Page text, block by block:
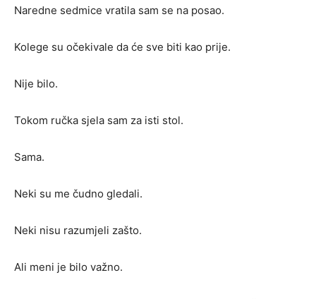
Naredne sedmice vratila sam se na posao.
Kolege su očekivale da će sve biti kao prije.
Nije bilo.
Tokom ručka sjela sam za isti stol.
Sama.
Neki su me čudno gledali.
Neki nisu razumjeli zašto.
Ali meni je bilo važno.